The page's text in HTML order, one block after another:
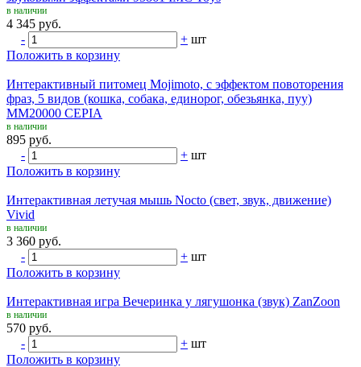
в наличии
4 345 руб.
-
+ шт
Положить в корзину
Интерактивный питомец Mojimoto, с эффектом повоторения
фраз, 5 видов (кошка, собака, единорог, обезьянка, пуу)
MM20000 CEPIA
в наличии
895 руб.
-
+ шт
Положить в корзину
Интерактивная летучая мышь Nocto (свет, звук, движение)
Vivid
в наличии
3 360 руб.
-
+ шт
Положить в корзину
Интерактивная игра Вечеринка у лягушонка (звук) ZanZoon
в наличии
570 руб.
-
+ шт
Положить в корзину